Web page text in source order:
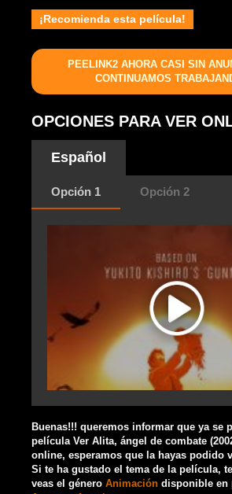
¡Recomienda esta película!
PEELINK2 AHORA CASI SIN
CONTINUAMOS
OPCIONES PARA VER
Español
Opción 1 Opción 2
Buenas!!! queremos informar que ya se
película Ver Alita, ángel de combate
online, esperamos que la hayas podido
Si te ha gustado el tema de la película,
veas el género Animación disponible en